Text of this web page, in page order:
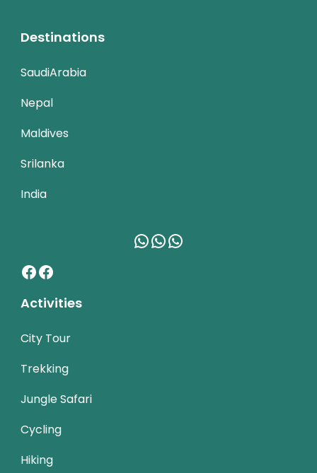
Destinations
SaudiArabia
Nepal
Maldives
Srilanka
India
WhatsApp
WhatsApp
WhatsApp
Facebook
Facebook
Activities
City Tour
Trekking
Jungle Safari
Cycling
Hiking